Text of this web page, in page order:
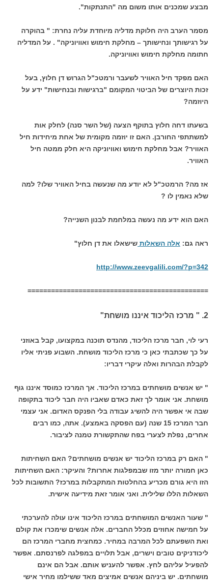
מבצע שמכנים אותו משום מה "התנתקות".
מסמר הערב היה חלוקת מדליה מיוחדת עליה נחרת: " בהוקרה
על רגישותך ונחישותך – מחלקת חימוש ואוויוניקה" . על המדליה
חתומה מחלקת חימוש ואוויוניקה.
האם מפקד חיל האוויר לשעבר ורמטכ"ל הגרוש דן חלוץ, בעל
זכות היוצרים של הביטוי המקומם "ברגישות ובנחישות" ידע על
היוזמה?
בשעתו דחה חלוץ בתוקף הצעה (של השר סנה) לחלק אות
למשתתפי החורבן. האם זו יוזמה מקומית של אחת מיחידות חיל
האוויר? אבל מחלקת חימוש ואוויוניקה היא חלק ממטה חיל
האוויר.
אז מה? הרמטכ"ל לא יודע מה שנעשה בחיל האוויר שלו? למה
שלא נאמין לו ?
האם הוא ידע מה נעשה במלחמת לבנון השנייה?
ראה גם: אלה השאלות שישאלו את דן חלוץ"
http://www.zeevgalili.com/?p=342
==============================================
2. " מרכז הליכוד איננו מושחת"
רעי לוי, חבר מרכז הליכוד, מהנדס תוכנה במקצועו, קבל באוזני
על כך שכתבתי כאן כי מרכז הליכוד מושחת. השבוע פניתי אליו
לקבלת הבהרות ואלה עיקרי דבריו:
" יש אנשים מושחתים במרכז הליכוד. אך המרכז כמוסד איננו גוף
מושחת. אני אומר לך זאת כאדם שאביו היה חבר ליכוד בתקופה
שבה אי אפשר היה להשיג עבודה בלי הפנקס האדום. אני עצמי
חבר המרכז 15 שנה (עם הפסקה באמצע). אתה, כמו רבים
אחרים, נפלת לצערי בפח שהתקשורת טמנה לציבור.
" האם רק במרכז הליכוד יש אנשים מושחתים? האם השחיתות
כאן חמורה יותר מזו שבמפלגות אחרות? והעיקר: האם השחיתות
הזו היא גורם מכריע בהחלטות המתקבלות במרכז? התשובות לכל
השאלות הללו שלילית. ואני אומר זאת מידיעה אישית.
" שעור האנשים המושחתים במרכז הליכוד אינו עולה להערכתי
על חמישה אחוזים מכלל החברים. אלה אנשים שימכרו את קולם
ואת השפעתם לכל המרבה במחיר. כמחצית מחברי המרכז הם
ליכודניקים טובים וישרים, אבל תלויים במפלגה לפרנסתם. אפשר
להפעיל עליהם לחץ. אפשר להעניש אותם. אבל הם אינם
מושחתים. יש ביניהם אנשים אמיצים מאד ששילמו מחיר אישי